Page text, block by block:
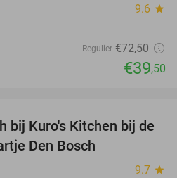
9.6 star
Regulier €72,50
€39,50
41%
bij Kuro's Kitchen bij de
Den Bosch
9.7 star